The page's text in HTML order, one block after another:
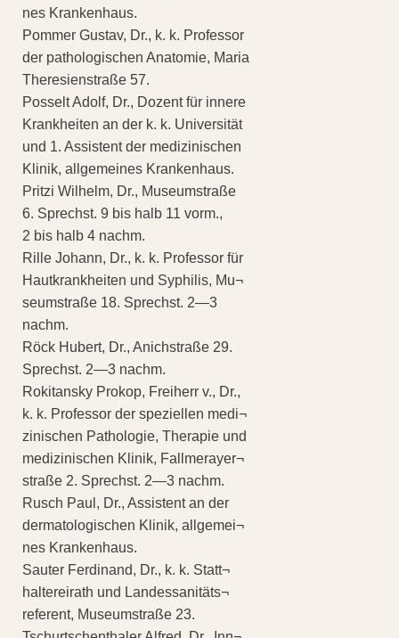
nes Krankenhaus.
Pommer Gustav, Dr., k. k. Professor
der pathologischen Anatomie, Maria
Theresienstraße 57.
Posselt Adolf, Dr., Dozent für innere
Krankheiten an der k. k. Universität
und 1. Assistent der medizinischen
Klinik, allgemeines Krankenhaus.
Pritzi Wilhelm, Dr., Museumstraße
6. Sprechst. 9 bis halb 11 vorm.,
2 bis halb 4 nachm.
Rille Johann, Dr., k. k. Professor für
Hautkrankheiten und Syphilis, Mu¬
seumstraße 18. Sprechst. 2—3
nachm.
Röck Hubert, Dr., Anichstraße 29.
Sprechst. 2—3 nachm.
Rokitansky Prokop, Freiherr v., Dr.,
k. k. Professor der speziellen medi¬
zinischen Pathologie, Therapie und
medizinischen Klinik, Fallmerayer¬
straße 2. Sprechst. 2—3 nachm.
Rusch Paul, Dr., Assistent an der
dermatologischen Klinik, allgemei¬
nes Krankenhaus.
Sauter Ferdinand, Dr., k. k. Statt¬
haltereirath und Landessanitäts¬
referent, Museumstraße 23.